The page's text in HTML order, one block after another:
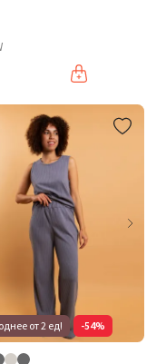
от 2 ед! -54%